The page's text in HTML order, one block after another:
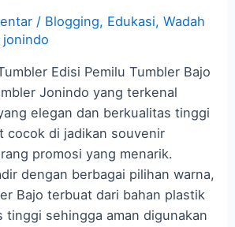
/ Blogging, Edukasi,Wadah
jonindo
Edisi Pemilu Tumbler Bajo
Jonindo yang terkenal
elegan dan berkualitas tinggi
cocok di jadikan souvenir
promosi yang menarik.
dengan berbagai pilihan warna,
Bajo terbuat dari bahan plastik
tinggi sehingga aman digunakan